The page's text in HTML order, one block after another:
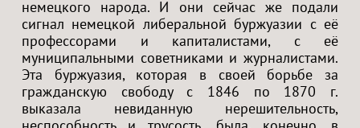
немецкого народа. И они сейчас же подали
сигнал немецкой либеральной буржуазии с её
профессорами и капиталистами, с её
муниципальными советниками и журналистами.
Эта буржуазия, которая в своей борьбе за
гражданскую свободу с 1846 по 1870 г.
выказала невиданную нерешительность,